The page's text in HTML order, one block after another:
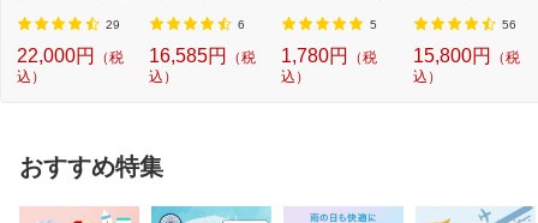
29
22,000円
（税
込）
6
16,585円
（税
込）
24...
5
1,780円
（税
込）
56
15,800円
（税
込）
おすすめ特集